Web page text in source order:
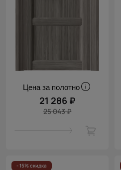
Цена за полотно
21 286 ₽
25 043 ₽
- 15% скидка